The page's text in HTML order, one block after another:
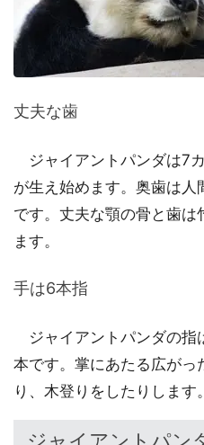
丈夫な歯
ジャイアントパンダは7
が生え始めます。奥歯は人
です。丈夫な顎の骨と歯は
ます。
手は6本指
ジャイアントパンダの指
本です。掌にあたる広がっ
り、木登りをしたりします。